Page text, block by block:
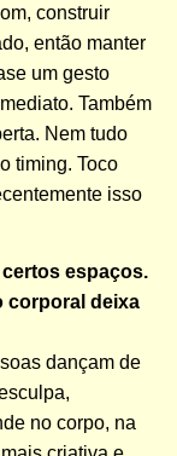
construir
então manter
um gesto
Também
Nem tudo
timing. Toco
isso
espaços.
corporal deixa
dançam de
no corpo, na